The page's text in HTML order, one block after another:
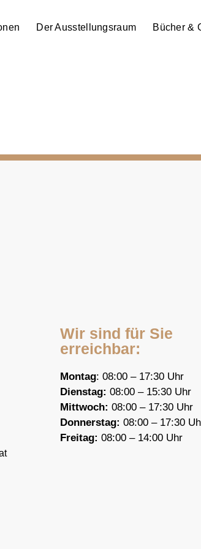
Der Ausstellungsraum Bücher &
Wir sind für Sie
erreichbar:
Montag: 08:00 – 17:30 Uhr
Dienstag: 08:00 – 15:30 Uhr
Mittwoch: 08:00 – 17:30 Uhr
Donnerstag: 08:00 – 17:30
Freitag: 08:00 – 14:00 Uhr